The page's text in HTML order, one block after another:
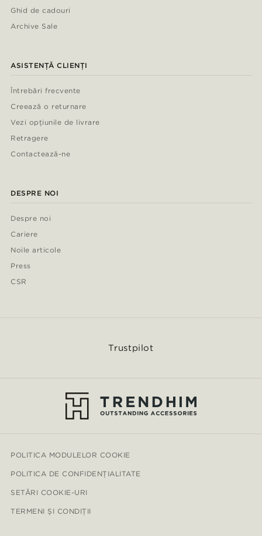
Ghid de cadouri
Archive Sale
ASISTENȚĂ CLIENȚI
Întrebări frecvente
Creează o returnare
Vezi opțiunile de livrare
Retragere
Contactează-ne
DESPRE NOI
Despre noi
Cariere
Noile articole
Press
CSR
Trustpilot
POLITICA MODULELOR COOKIE
POLITICA DE CONFIDENȚIALITATE
SETĂRI COOKIE-URI
TERMENI ȘI CONDIȚII